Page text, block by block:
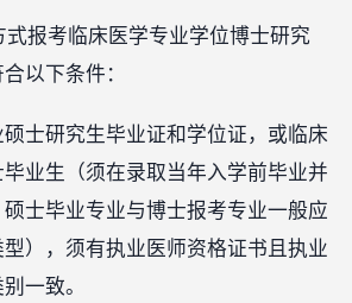
报考临床医学专业学位博士研究
以下条件：
士研究生毕业证和学位证，或临床
业生（须在录取当年入学前毕业并
士毕业专业与博士报考专业一般应
），须有执业医师资格证书且执业
一致。